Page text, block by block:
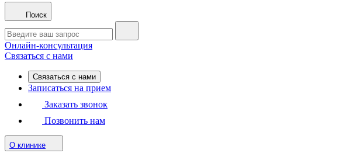
Поиск
Онлайн-консультация
Связаться с нами
Связаться с нами
Записаться на прием
Заказать звонок
Позвонить нам
О клинике